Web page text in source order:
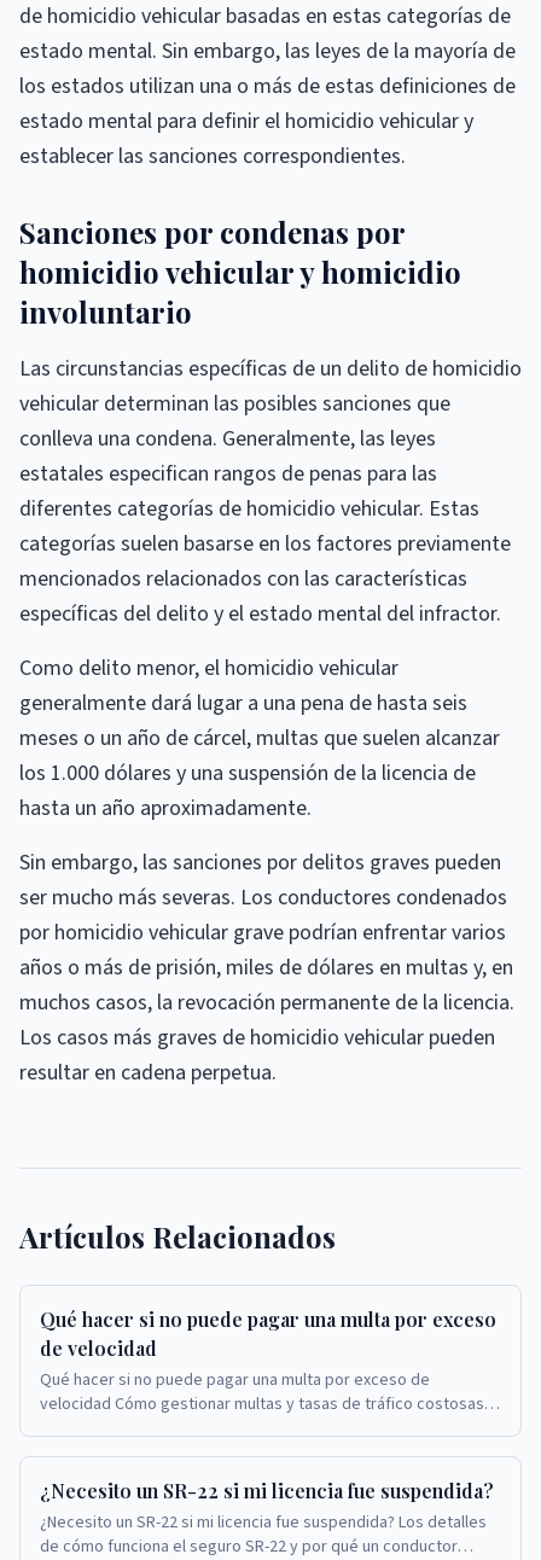
de homicidio vehicular basadas en estas categorías de
estado mental. Sin embargo, las leyes de la mayoría de
los estados utilizan una o más de estas definiciones de
estado mental para definir el homicidio vehicular y
establecer las sanciones correspondientes.
Sanciones por condenas por
homicidio vehicular y homicidio
involuntario
Las circunstancias específicas de un delito de homicidio
vehicular determinan las posibles sanciones que
conlleva una condena. Generalmente, las leyes
estatales especifican rangos de penas para las
diferentes categorías de homicidio vehicular. Estas
categorías suelen basarse en los factores previamente
mencionados relacionados con las características
específicas del delito y el estado mental del infractor.
Como delito menor, el homicidio vehicular
generalmente dará lugar a una pena de hasta seis
meses o un año de cárcel, multas que suelen alcanzar
los 1.000 dólares y una suspensión de la licencia de
hasta un año aproximadamente.
Sin embargo, las sanciones por delitos graves pueden
ser mucho más severas. Los conductores condenados
por homicidio vehicular grave podrían enfrentar varios
años o más de prisión, miles de dólares en multas y, en
muchos casos, la revocación permanente de la licencia.
Los casos más graves de homicidio vehicular pueden
resultar en cadena perpetua.
Artículos Relacionados
Qué hacer si no puede pagar una multa por exceso
de velocidad
Qué hacer si no puede pagar una multa por exceso de
velocidad Cómo gestionar multas y tasas de tráfico costosas a
¿Necesito un SR-22 si mi licencia fue suspendida?
¿Necesito un SR-22 si mi licencia fue suspendida? Los detalles
de cómo funciona el seguro SR-22 y por qué un conductor